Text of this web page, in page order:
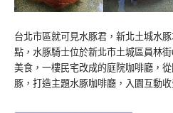
台北市區就可見水豚君，新北土城水
點，水豚騎士位於新北市土城區員林
美食，一樓民宅改成的庭院咖啡廳，
豚，打造主題水豚咖啡廳，入園互動